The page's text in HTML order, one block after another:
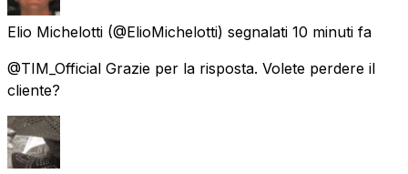
Elio Michelotti (@ElioMichelotti) segnalati 10 minuti fa
@TIM_Official Grazie per la risposta. Volete perdere il
cliente?